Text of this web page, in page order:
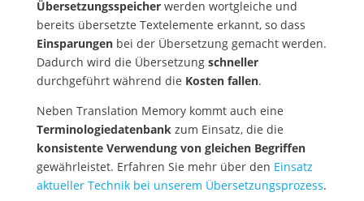
Übersetzungsspeicherwerden wortgleiche und
bereits übersetzte Textelemente erkannt, so dass
Einsparungen bei der Übersetzung gemacht werden.
Dadurch wird die Übersetzung schneller
durchgeführt während die Kosten fallen.
Neben Translation Memory kommt auch eine
Terminologiedatenbank zum Einsatz, die die
konsistente Verwendung von gleichen Begriffen
gewährleistet. Erfahren Sie mehr über den Einsatz
aktueller Technik bei unserem Übersetzungsprozess.